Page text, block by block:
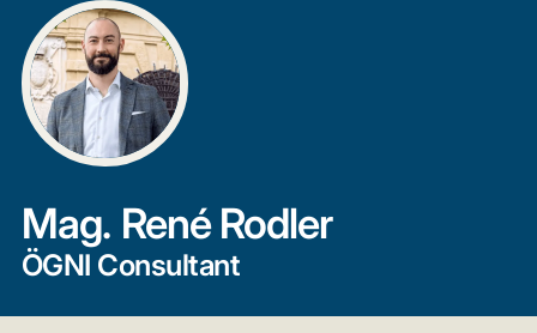
Mag. René Rodler
ÖGNI Consultant